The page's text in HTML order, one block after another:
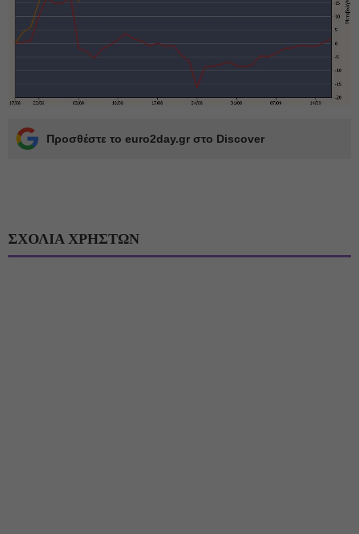
Προσθέστε το euro2day.gr στο Discover
ΣΧΟΛΙΑ ΧΡΗΣΤΩΝ